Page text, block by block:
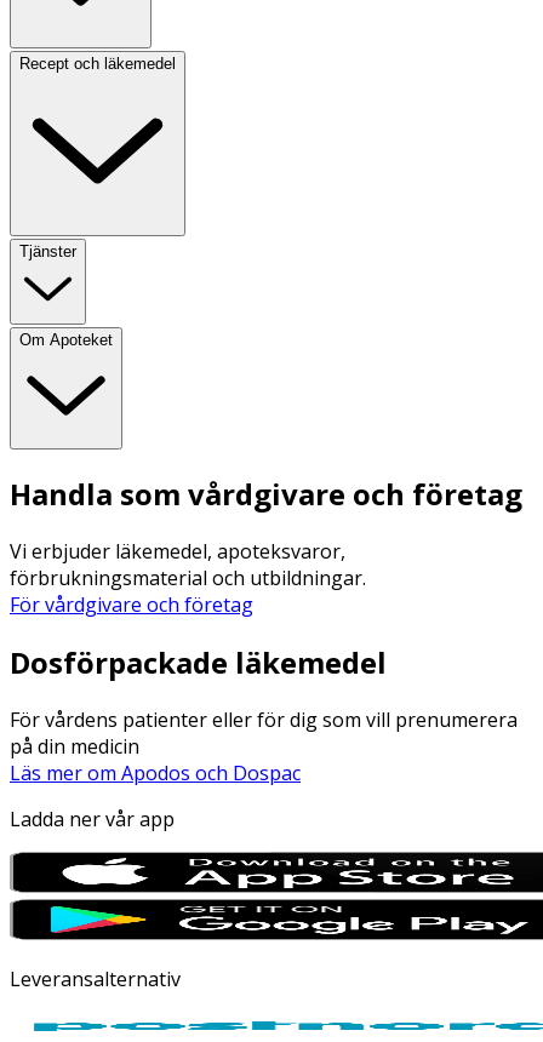
Recept och läkemedel
Tjänster
Om Apoteket
Handla som vårdgivare och företag
Vi erbjuder läkemedel, apoteksvaror,
förbrukningsmaterial och utbildningar.
För vårdgivare och företag
Dosförpackade läkemedel
För vårdens patienter eller för dig som vill prenumerera
på din medicin
Läs mer om Apodos och Dospac
Ladda ner vår app
Leveransalternativ